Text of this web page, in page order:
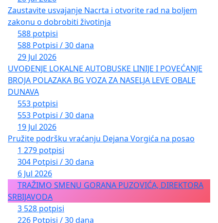
Zaustavite usvajanje Nacrta i otvorite rad na boljem
zakonu o dobrobiti životinja
588 potpisi
588 Potpisi / 30 dana
29 Jul 2026
UVOĐENJE LOKALNE AUTOBUSKE LINIJE I POVEĆANJE
BROJA POLAZAKA BG VOZA ZA NASELJA LEVE OBALE
DUNAVA
553 potpisi
553 Potpisi / 30 dana
19 Jul 2026
Pružite podršku vraćanju Dejana Vorgića na posao
1 279 potpisi
304 Potpisi / 30 dana
6 Jul 2026
TRAŽIMO SMENU GORANA PUZOVIĆA, DIREKTORA
SRBIJAVODA
3 528 potpisi
226 Potpisi / 30 dana